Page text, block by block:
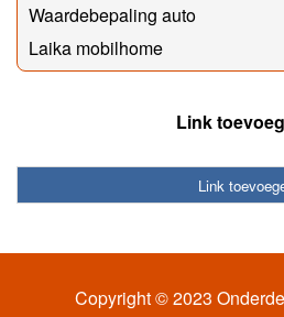
Waardebepaling auto
Laika mobilhome
Link
Link
Copyright © 2023